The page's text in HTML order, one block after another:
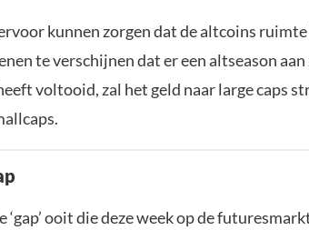
kunnen zorgen dat de altcoins
te verschijnen dat er een altseason
voltooid, zal het geld naar large caps
ooit die deze week op de